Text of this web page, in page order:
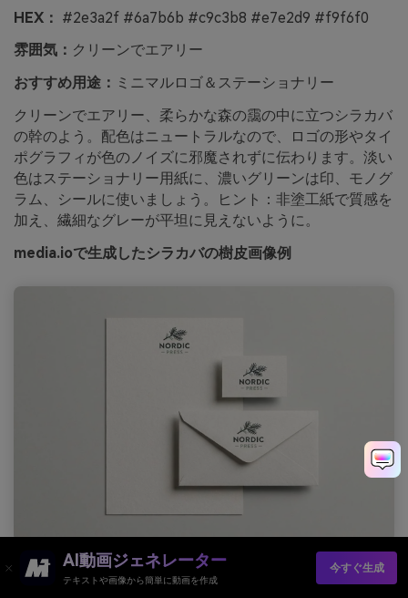
HEX： #2e3a2f #6a7b6b #c9c3b8 #e7e2d9 #f9f6f0
雰囲気： クリーンでエアリー
おすすめ用途： ミニマルロゴ＆ステーショナリー
クリーンでエアリー、柔らかな森の靄の中に立つシラカバ
の幹のよう。配色はニュートラルなので、ロゴの形やタイ
ポグラフィが色のノイズに邪魔されずに伝わります。淡い
色はステーショナリー用紙に、濃いグリーンは印、モノグ
ラム、シールに使いましょう。ヒント：非塗工紙で質感を
加え、繊細なグレーが平坦に見えないように。
media.ioで生成したシラカバの樹皮画像例
プロンプト：クリーンな明るい背景上に配置されたミニマルロゴ
のステーショナリーセット（名刺、レターヘッド、封筒）のリア
ルなスタジオ写真。深いフォレストチャコールインク、控えめな
AI動画ジェネレーター
テキストや画像から簡単に動画を作成
今すぐ生成